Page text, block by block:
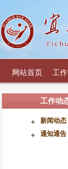
网站首页 工
工作动
新闻动态
通知通告